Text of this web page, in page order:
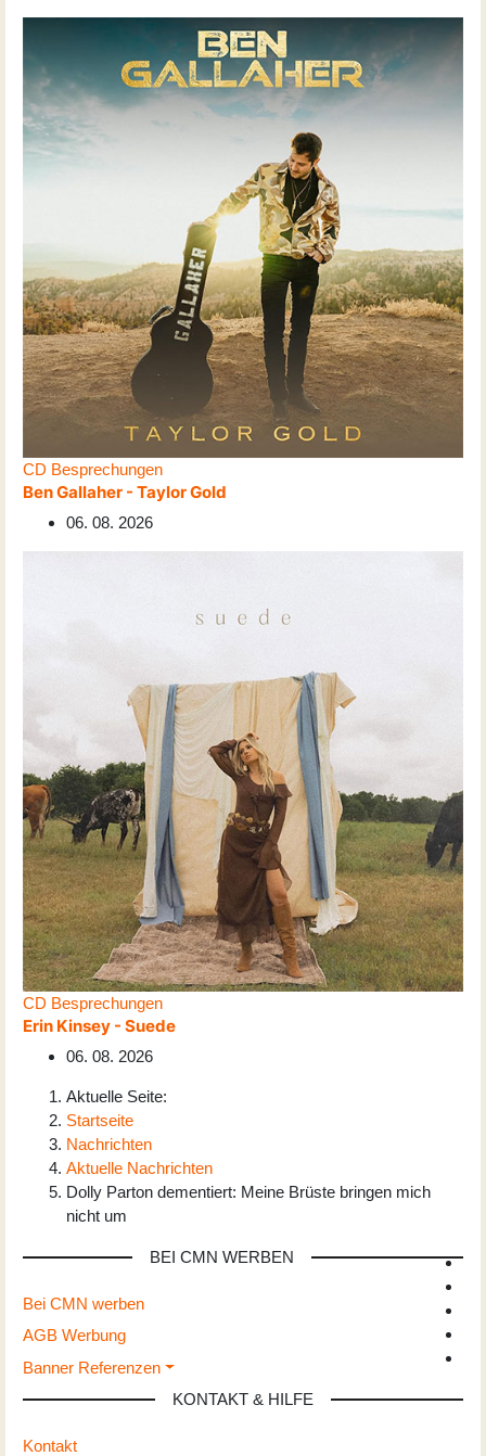
CD Besprechungen
Ben Gallaher - Taylor Gold
06. 08. 2026
CD Besprechungen
Erin Kinsey - Suede
06. 08. 2026
Aktuelle Seite:
Startseite
Nachrichten
Aktuelle Nachrichten
Dolly Parton dementiert: Meine Brüste bringen mich
nicht um
BEI CMN WERBEN
Bei CMN werben
AGB Werbung
Banner Referenzen
KONTAKT & HILFE
Kontakt